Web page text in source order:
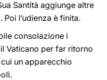
Santità aggiunge altre
l’udienza è finita.
consolazione i
Vaticano per far ritorno
un apparecchio